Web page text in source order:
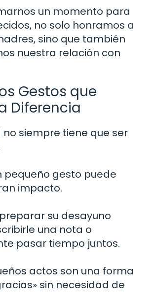
un momento para
no solo honramos a
sino que también
nuestra relación con
Gestos que
Diferencia
no siempre tiene que ser
pequeño gesto puede
impacto.
su desayuno
una nota o
pasar tiempo juntos.
actos son una forma
sin necesidad de